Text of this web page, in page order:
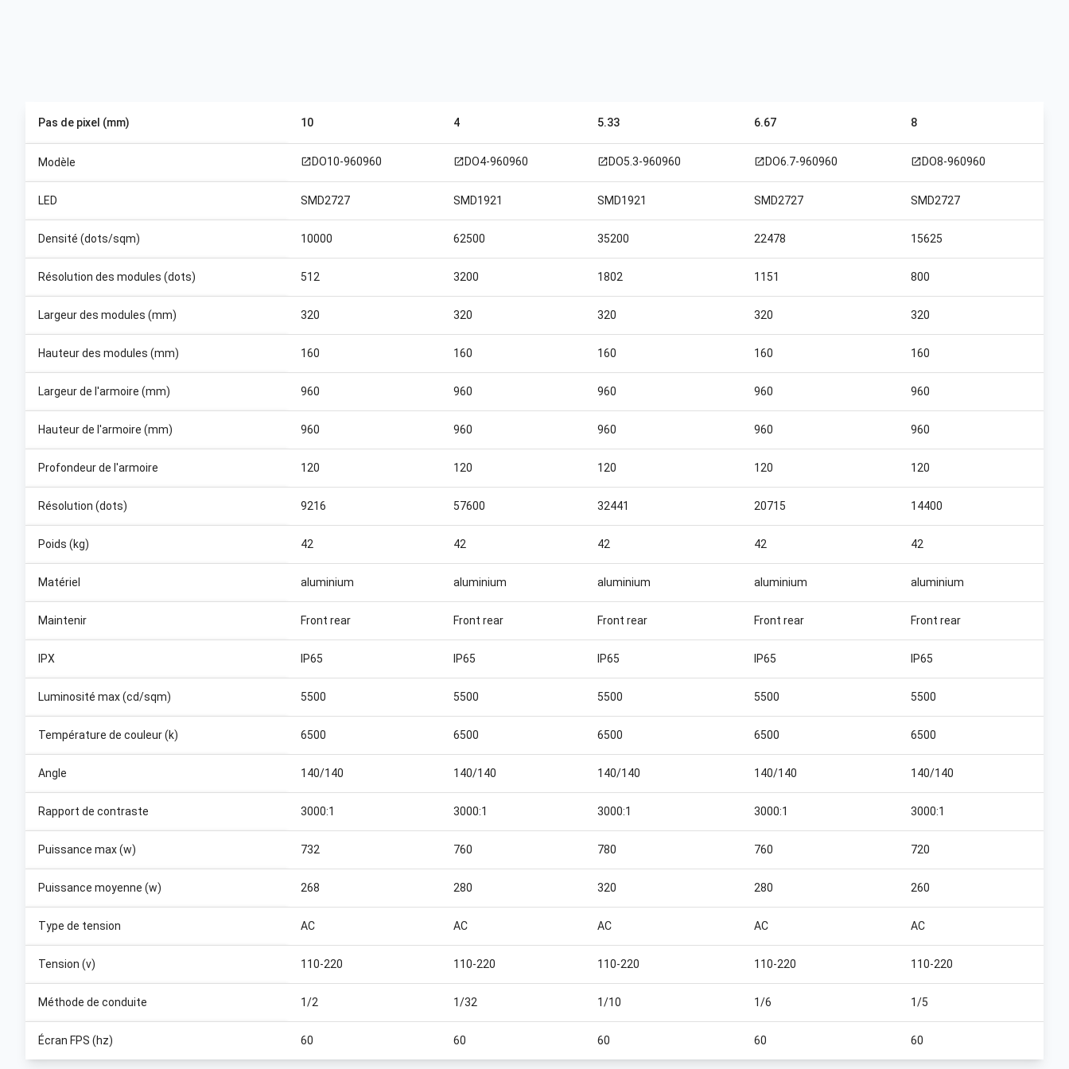
Pas de pixel (mm) 10 4 5.33 6.67 8
Modèle open_in_new DO10-960960 open_in_new DO4-960960 open_in_new DO5.3-960960 open_in_new DO6.7-960960 open_in_new DO8-960960
LED SMD2727 SMD1921 SMD1921 SMD2727 SMD2727
Densité (dots/sqm) 10000 62500 35200 22478 15625
Résolution des modules (dots) 512 3200 1802 1151 800
Largeur des modules (mm) 320 320 320 320 320
Hauteur des modules (mm) 160 160 160 160 160
Largeur de l'armoire (mm) 960 960 960 960 960
Hauteur de l'armoire (mm) 960 960 960 960 960
Profondeur de l'armoire 120 120 120 120 120
Résolution (dots) 9216 57600 32441 20715 14400
Poids (kg) 42 42 42 42 42
Matériel aluminium aluminium aluminium aluminium aluminium
Maintenir Front rear Front rear Front rear Front rear Front rear
IPX IP65 IP65 IP65 IP65 IP65
Luminosité max (cd/sqm) 5500 5500 5500 5500 5500
Température de couleur (k) 6500 6500 6500 6500 6500
Angle 140/140 140/140 140/140 140/140 140/140
Rapport de contraste 3000:1 3000:1 3000:1 3000:1 3000:1
Puissance max (w) 732 760 780 760 720
Puissance moyenne (w) 268 280 320 280 260
Type de tension AC AC AC AC AC
Tension (v) 110-220 110-220 110-220 110-220 110-220
Méthode de conduite 1/2 1/32 1/10 1/6 1/5
Écran FPS (hz) 60 60 60 60 60